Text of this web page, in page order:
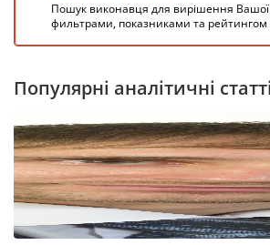
Пошук виконавця для вирішення
фильтрами, показниками та рейтингом
Популярні аналітичні статті